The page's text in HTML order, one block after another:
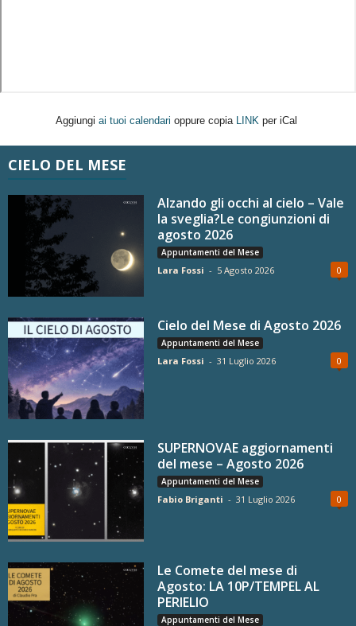
Aggiungi ai tuoi calendari oppure copia LINK per iCal
CIELO DEL MESE
Alzando gli occhi al cielo – Vale
la sveglia?Le congiunzioni di
agosto 2026
Appuntamenti del Mese
Lara Fossi - 5 Agosto 2026 0
Cielo del Mese di Agosto 2026
Appuntamenti del Mese
Lara Fossi - 31 Luglio 2026 0
SUPERNOVAE aggiornamenti
del mese – Agosto 2026
Appuntamenti del Mese
Fabio Briganti - 31 Luglio 2026 0
Le Comete del mese di
Agosto: LA 10P/TEMPEL AL
PERIELIO
Appuntamenti del Mese